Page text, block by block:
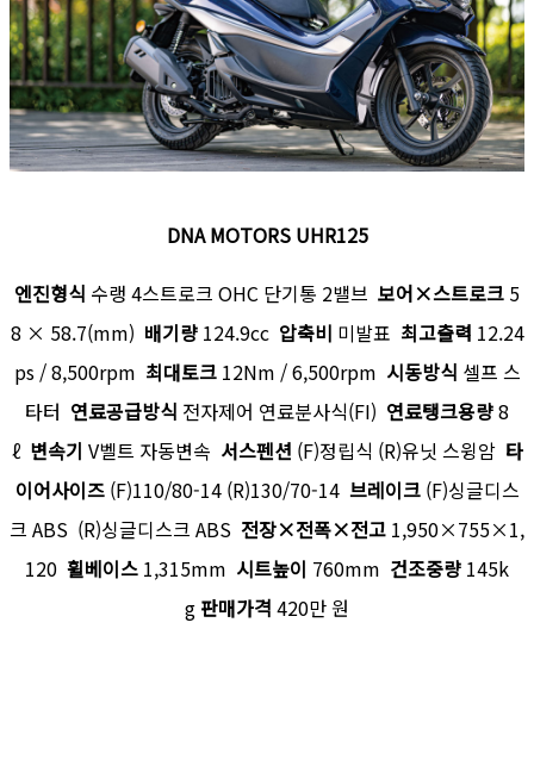
DNA MOTORS UHR125
엔진형식 수랭 4스트로크 OHC 단기통 2밸브 보어×스트로크 5
8 × 58.7(mm) 배기량 124.9cc 압축비 미발표 최고출력 12.24
ps / 8,500rpm 최대토크 12Nm / 6,500rpm 시동방식 셀프 스
타터 연료공급방식 전자제어 연료분사식(FI) 연료탱크용량8
ℓ 변속기 V벨트 자동변속 서스펜션 (F)정립식 (R)유닛 스윙암 타
이어사이즈 (F)110/80-14 (R)130/70-14 브레이크 (F)싱글디스
크 ABS (R)싱글디스크 ABS 전장×전폭×전고 1,950×755×1,
120 휠베이스 1,315mm 시트높이 760mm 건조중량 145k
g 판매가격 420만 원